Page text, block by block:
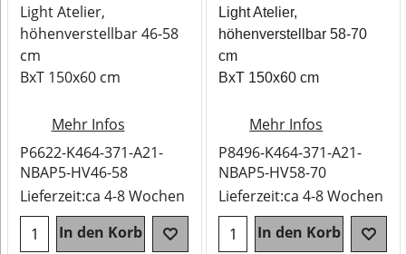
Light Atelier,
höhenverstellbar 46-58
cm
BxT 150x60 cm
Mehr Infos
P6622-K464-371-A21-
NBAP5-HV46-58
Lieferzeit:ca 4-8 Wochen
In den Korb
Light Atelier,
höhenverstellbar 58-70
cm
BxT 150x60 cm
Mehr Infos
P8496-K464-371-A21-
NBAP5-HV58-70
Lieferzeit:ca 4-8 Wochen
In den Korb